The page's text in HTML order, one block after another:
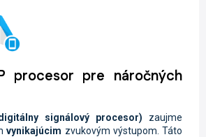
procesor pre náročných
signálový procesor) zaujme
vynikajúcim zvukovým výstupom. Táto